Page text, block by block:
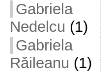
Gabriela
Nedelcu (1)
Gabriela
Răileanu (1)